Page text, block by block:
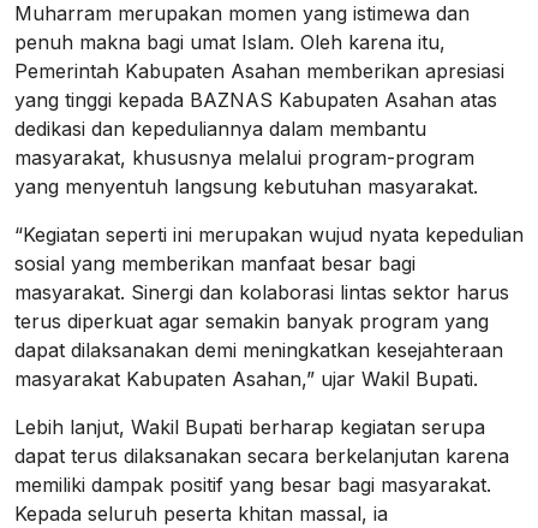
Muharram merupakan momen yang istimewa dan
penuh makna bagi umat Islam. Oleh karena itu,
Pemerintah Kabupaten Asahan memberikan apresiasi
yang tinggi kepada BAZNAS Kabupaten Asahan atas
dedikasi dan kepeduliannya dalam membantu
masyarakat, khususnya melalui program-program
yang menyentuh langsung kebutuhan masyarakat.
“Kegiatan seperti ini merupakan wujud nyata kepedulian
sosial yang memberikan manfaat besar bagi
masyarakat. Sinergi dan kolaborasi lintas sektor harus
terus diperkuat agar semakin banyak program yang
dapat dilaksanakan demi meningkatkan kesejahteraan
masyarakat Kabupaten Asahan,” ujar Wakil Bupati.
Lebih lanjut, Wakil Bupati berharap kegiatan serupa
dapat terus dilaksanakan secara berkelanjutan karena
memiliki dampak positif yang besar bagi masyarakat.
Kepada seluruh peserta khitan massal, ia